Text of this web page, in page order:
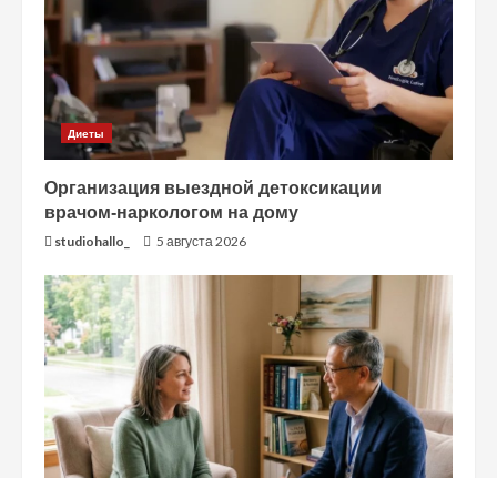
Диеты
Организация выездной детоксикации
врачом-наркологом на дому
studiohallo_ 5 августа 2026